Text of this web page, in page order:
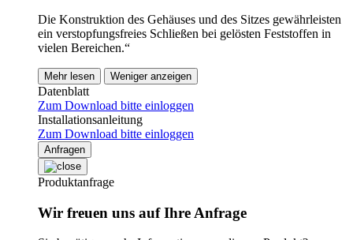
Die Konstruktion des Gehäuses und des Sitzes gewährleisten
ein verstopfungsfreies Schließen bei gelösten Feststoffen in
vielen Bereichen.“
Mehr lesen Weniger anzeigen
Datenblatt
Zum Download bitte einloggen
Installationsanleitung
Zum Download bitte einloggen
Anfragen
Produktanfrage
Wir freuen uns auf Ihre Anfrage